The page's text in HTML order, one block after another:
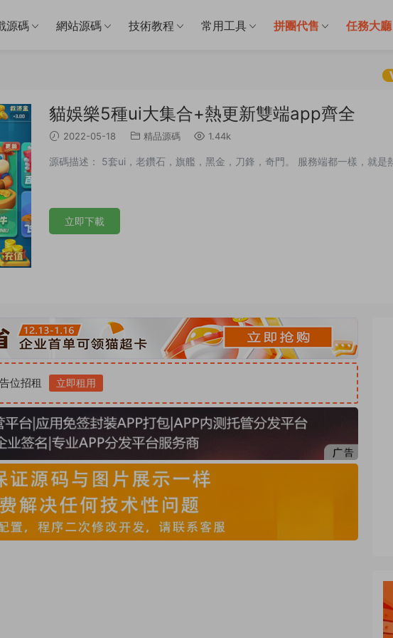
源碼 網站源碼 技術教程 常用工具 拼團代售 任務大廳
貓娛樂5種ui大集合+熱更新雙端app齊全
2022-05-18 精品源碼 1.44k
源碼描述： 5套ui，老鑽石，旗艦，黑金，刀鋒，奇門。 服務端都一樣，就是
立即下載
位招租 立即租用